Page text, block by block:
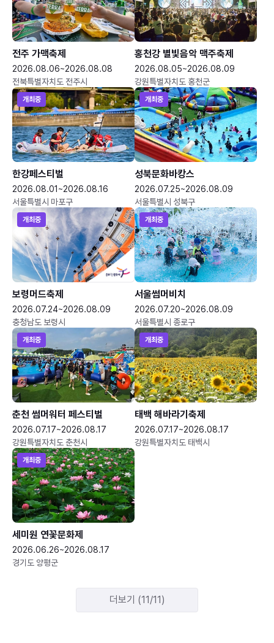
전주 가맥축제
2026.08.06~2026.08.08
전북특별자치도 전주시
홍천강 별빛음악 맥주축제
2026.08.05~2026.08.09
강원특별자치도 홍천군
개최중
한강페스티벌
2026.08.01~2026.08.16
서울특별시 마포구
개최중
성북문화바캉스
2026.07.25~2026.08.09
서울특별시 성북구
개최중
보령머드축제
2026.07.24~2026.08.09
충청남도 보령시
개최중
서울썸머비치
2026.07.20~2026.08.09
서울특별시 종로구
개최중
춘천 썸머워터 페스티벌
2026.07.17~2026.08.17
강원특별자치도 춘천시
개최중
태백 해바라기축제
2026.07.17~2026.08.17
강원특별자치도 태백시
개최중
세미원 연꽃문화제
2026.06.26~2026.08.17
경기도 양평군
더보기 (11/11)